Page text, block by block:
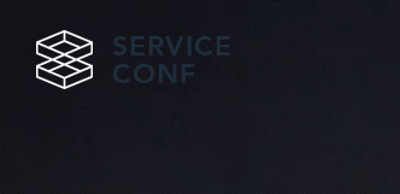
SERVICE
CONF